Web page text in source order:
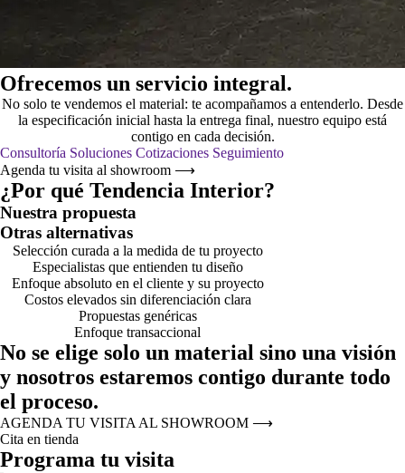
Ofrecemos un servicio integral.
No solo te vendemos el material: te acompañamos a entenderlo. Desde
la especificación inicial hasta la entrega final, nuestro equipo está
contigo en cada decisión.
Consultoría Soluciones Cotizaciones Seguimiento
Agenda tu visita al showroom ⟶
¿Por qué Tendencia Interior?
Nuestra propuesta
Otras alternativas
Selección curada a la medida de tu proyecto
Especialistas que entienden tu diseño
Enfoque absoluto en el cliente y su proyecto
Costos elevados sin diferenciación clara
Propuestas genéricas
Enfoque transaccional
No se elige solo un material sino una visión
y nosotros estaremos contigo durante todo
el proceso.
AGENDA TU VISITA AL SHOWROOM ⟶
Cita en tienda
Programa tu visita